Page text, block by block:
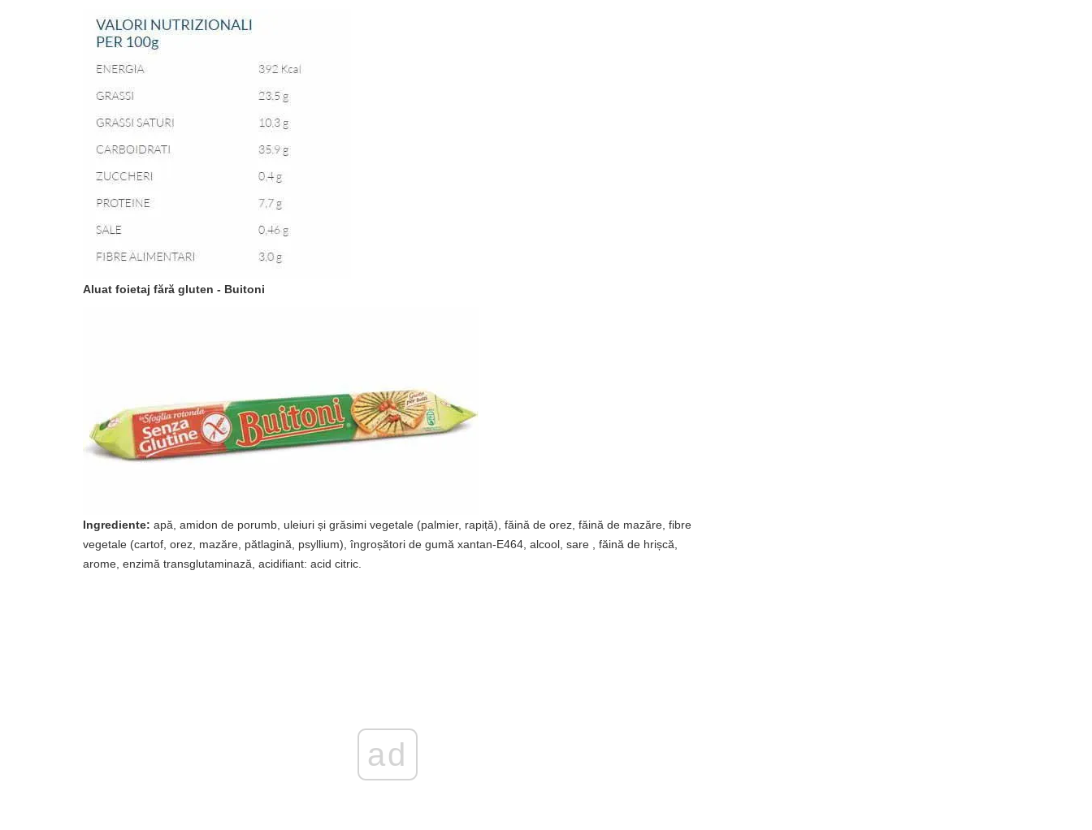
Aluat foietaj fără gluten - Buitoni
Ingrediente: apă, amidon de porumb, uleiuri și grăsimi vegetale (palmier, rapiță), făină de orez, făină de mazăre, fibre
vegetale (cartof, orez, mazăre, pătlagină, psyllium), îngroșători de gumă xantan-E464, alcool, sare , făină de hrișcă,
arome, enzimă transglutaminază, acidifiant: acid citric.
ad